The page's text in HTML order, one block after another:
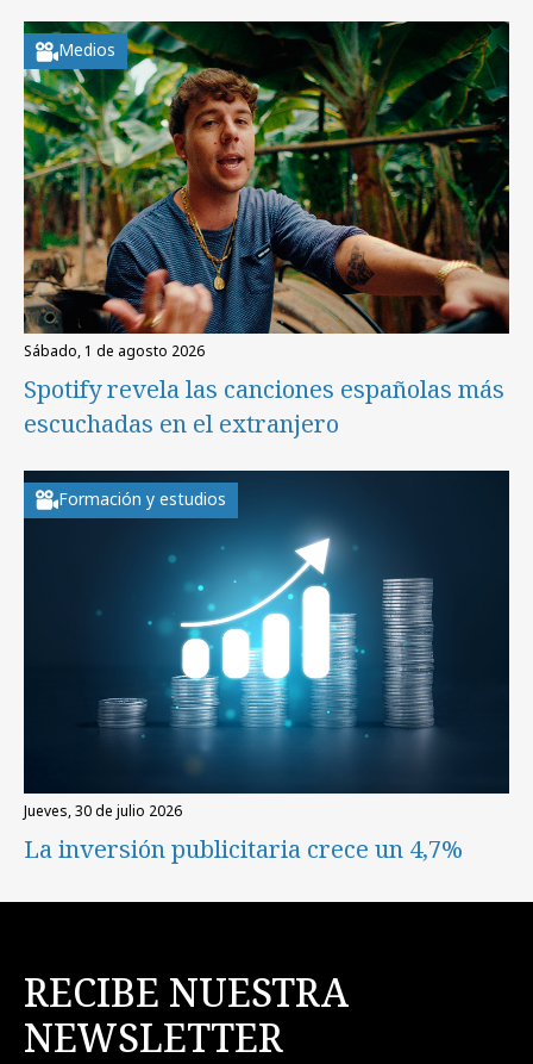
Medios
sábado, 1 de agosto 2026
Spotify revela las canciones españolas más
escuchadas en el extranjero
Formación y estudios
jueves, 30 de julio 2026
La inversión publicitaria crece un 4,7%
RECIBE NUESTRA
NEWSLETTER